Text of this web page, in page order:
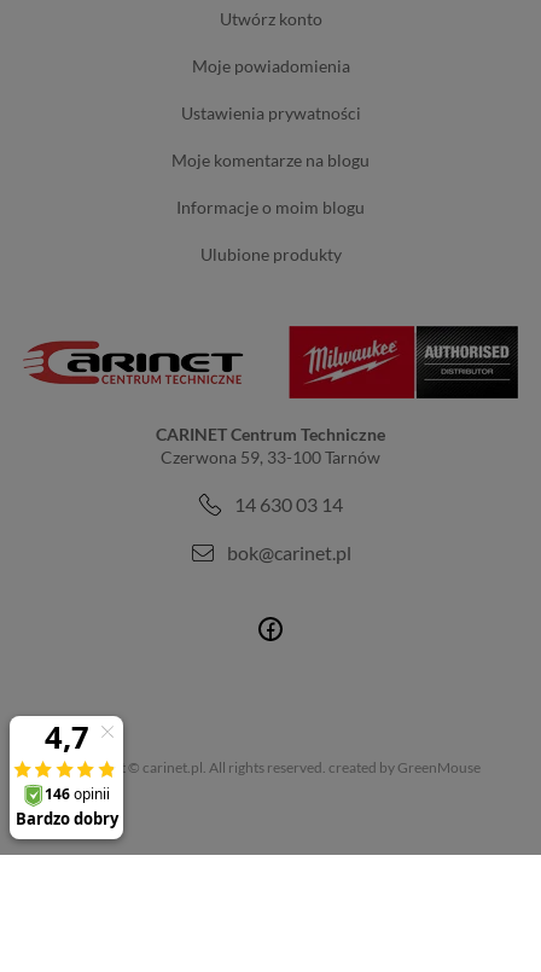
utwórz konto
moje powiadomienia
ustawienia prywatności
moje komentarze na blogu
informacje o moim blogu
ulubione produkty
CARINET Centrum Techniczne
Czerwona 59, 33-100 Tarnów
14 630 03 14
bok@carinet.pl
Copyright © carinet.pl. All rights reserved. created by GreenMouse